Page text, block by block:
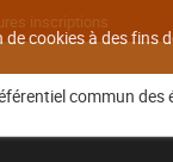
cookies à des fins
inscriptions
commun des